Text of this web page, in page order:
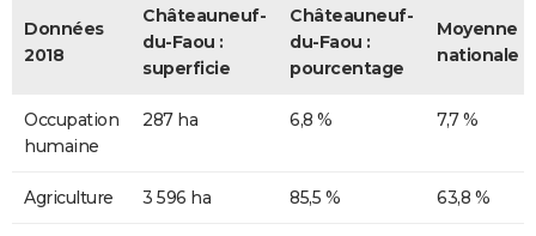
Données
2018
Châteauneuf-
du-Faou :
superficie
Châteauneuf-
du-Faou :
pourcentage
Moyenne
nationale
Occupation
humaine
287 ha 6,8 % 7,7 %
Agriculture 3 596 ha 85,5 % 63,8 %